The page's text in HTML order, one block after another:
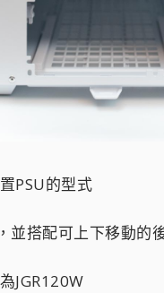
PSU的型式
並搭配可上下移動的
JGR120W